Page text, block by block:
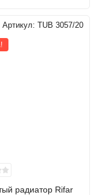
Артикул: TUB 3057/20
радиатор Rifar